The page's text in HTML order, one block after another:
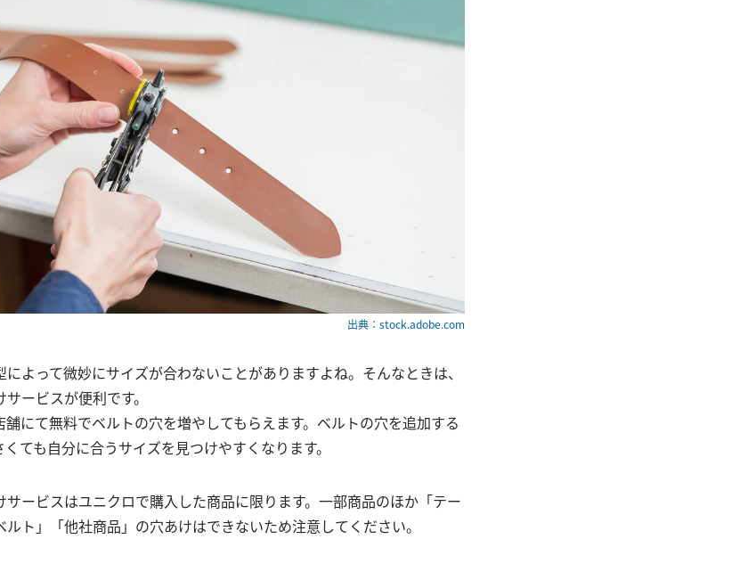
出典：stock.adobe.com
よって微妙にサイズが合わないことがありますよね。そんなときは、
ービスが便利です。
にて無料でベルトの穴を増やしてもらえます。ベルトの穴を追加する
ても自分に合うサイズを見つけやすくなります。
ービスはユニクロで購入した商品に限ります。一部商品のほか「テー
ト」「他社商品」の穴あけはできないため注意してください。